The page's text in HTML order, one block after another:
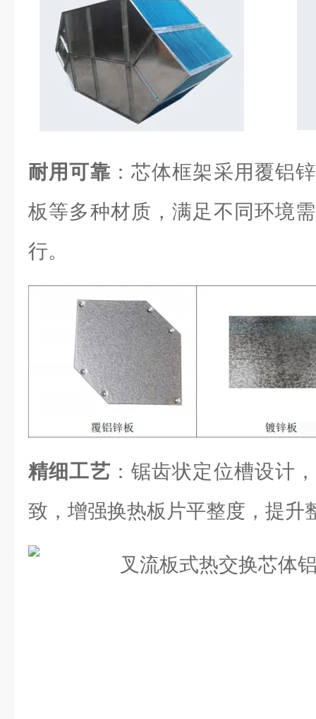
耐用可靠 ：芯体框架采用覆铝
板等多种材质，满足不同环境
行。
精细工艺 ：锯齿状定位槽设计
致，增强换热板片平整度，提升